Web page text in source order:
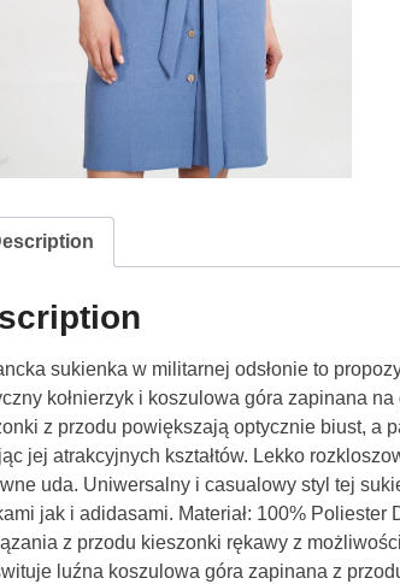
sukienka w militarnej odsłonie to
kołnierzyk i koszulowa góra zapinana
z przodu powiększają optycznie biust, a
jej atrakcyjnych kształtów. Lekko
uda. Uniwersalny i casualowy styl tej
jak i adidasami. Materiał: 100%
z przodu kieszonki rękawy z
luźna koszulowa góra zapinana z